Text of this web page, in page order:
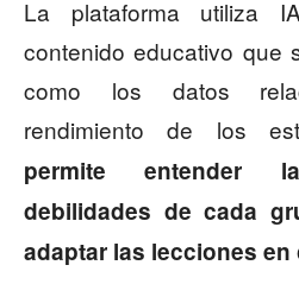
La plataforma utiliza
contenido educativo que
como los datos
rendimiento de los
permite entender
debilidades de cada
adaptar las lecciones